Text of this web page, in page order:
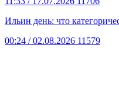
Ильин день: что
00:24 / 02.08.2026 11579